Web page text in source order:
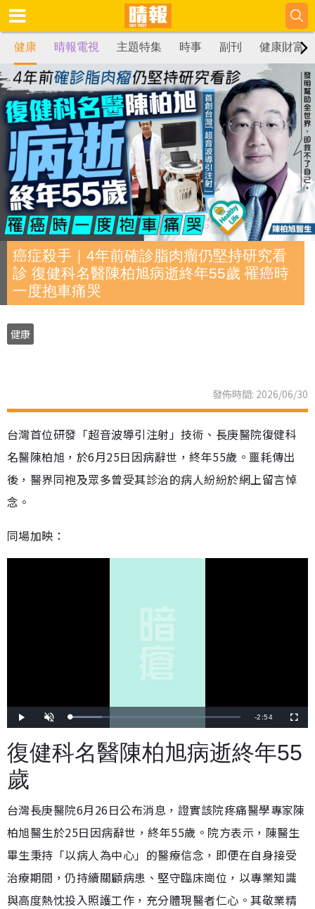
健康 晴報電視 主題特集 時事 副刊 健康財富
癌症殺手｜4年前確診脂肉瘤仍堅持研究看
診 復健科名醫陳柏旭病逝終年55歲 罹癌時
一度抱車痛哭
健康
發佈時間: 2026/06/30
台灣首位研發「超音波導引注射」技術、長庚醫院復健科
名醫陳柏旭，於6月25日因病辭世，終年55歲。噩耗傳出
後，醫界同袍及眾多曾受其診治的病人紛紛於網上留言悼
念。
同場加映：
播
放
開
啟
載
入
:
1
8
剩
時
-2:54
全
螢
復健科名醫陳柏旭病逝終年55
歲
台灣長庚醫院6月26日公布消息，證實該院疼痛醫學專家陳
柏旭醫生於25日因病辭世，終年55歲。院方表示，陳醫生
畢生秉持「以病人為中心」的醫療信念，即便在自身接受
治療期間，仍持續關顧病患、堅守臨床崗位，以專業知識
與高度熱忱投入照護工作，充分體現醫者仁心。其敬業精